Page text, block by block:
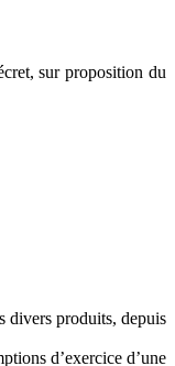
sur proposition du
divers produits, depuis
d’exercice d’une